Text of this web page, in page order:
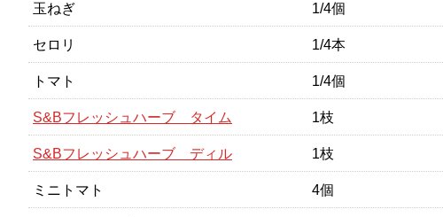
玉ねぎ 1/4個
セロリ 1/4本
トマト 1/4個
S&Bフレッシュハーブ タイム 1枝
S&Bフレッシュハーブ ディル 1枝
ミニトマト 4個